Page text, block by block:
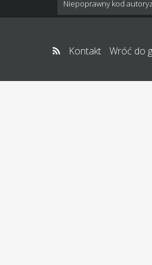
Niepoprawny kod
Kontakt Wróć do